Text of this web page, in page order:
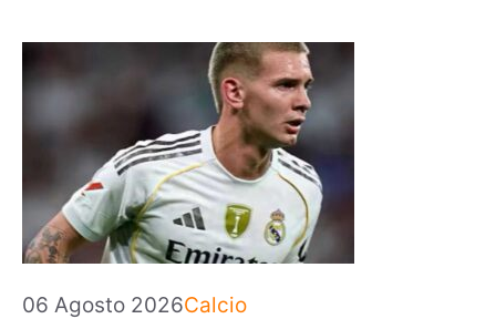
06 Agosto 2026Categorie
Calcio